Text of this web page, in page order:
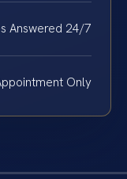
Answered 24/7
Only